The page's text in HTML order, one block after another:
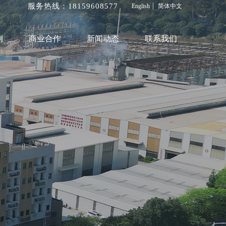
服务热线：18159608577 English 简体中文
商业合作 新闻动态 联系我们